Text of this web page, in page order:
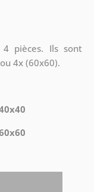
4 pièces. Ils sont
4x (60x60).